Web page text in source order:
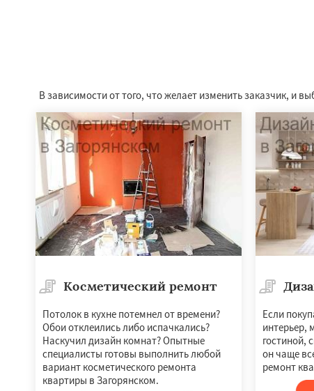
В зависимости от того, что желает изменить заказчик, и
Косметический ремонт
Потолок в кухне потемнел от времени?
Обои отклеились либо испачкались?
Наскучил дизайн комнат? Опытные
специалисты готовы выполнить любой
вариант косметического ремонта
квартиры в Загорянском.
Если
интерьер,
гостиной,
он чаще
ремонт